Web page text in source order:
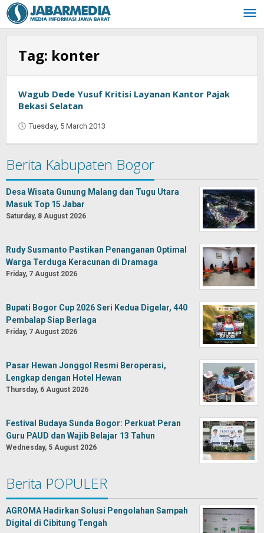
Skip
to
content
Tag: konter
Wagub Dede Yusuf Kritisi Layanan Kantor Pajak
Bekasi Selatan
Tuesday, 5 March 2013
Berita Kabupaten Bogor
Desa Wisata Gunung Malang dan Tugu Utara
Masuk Top 15 Jabar
Saturday, 8 August 2026
Rudy Susmanto Pastikan Penanganan Optimal
Warga Terduga Keracunan di Dramaga
Friday, 7 August 2026
Bupati Bogor Cup 2026 Seri Kedua Digelar, 440
Pembalap Siap Berlaga
Friday, 7 August 2026
Pasar Hewan Jonggol Resmi Beroperasi,
Lengkap dengan Hotel Hewan
Thursday, 6 August 2026
Festival Budaya Sunda Bogor: Perkuat Peran
Guru PAUD dan Wajib Belajar 13 Tahun
Wednesday, 5 August 2026
Berita POPULER
AGROMA Hadirkan Solusi Pengolahan Sampah
Digital di Cibitung Tengah